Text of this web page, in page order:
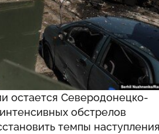
остается Северодонецко-
обстрелов
темпы